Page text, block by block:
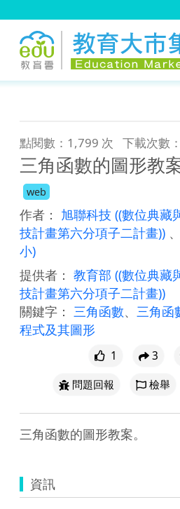
點閱數：1,799 次 下載次數
三角函數的圖形教
web
作者： 旭聯科技 ((數位典藏
技計畫第六分項子二計畫)) 、
小)
提供者： 教育部 ((數位典藏
技計畫第六分項子二計畫))
關鍵字： 三角函數、 三角函
程式及其圖形
1 3
問題回報
檢舉
三角函數的圖形教案。
資訊